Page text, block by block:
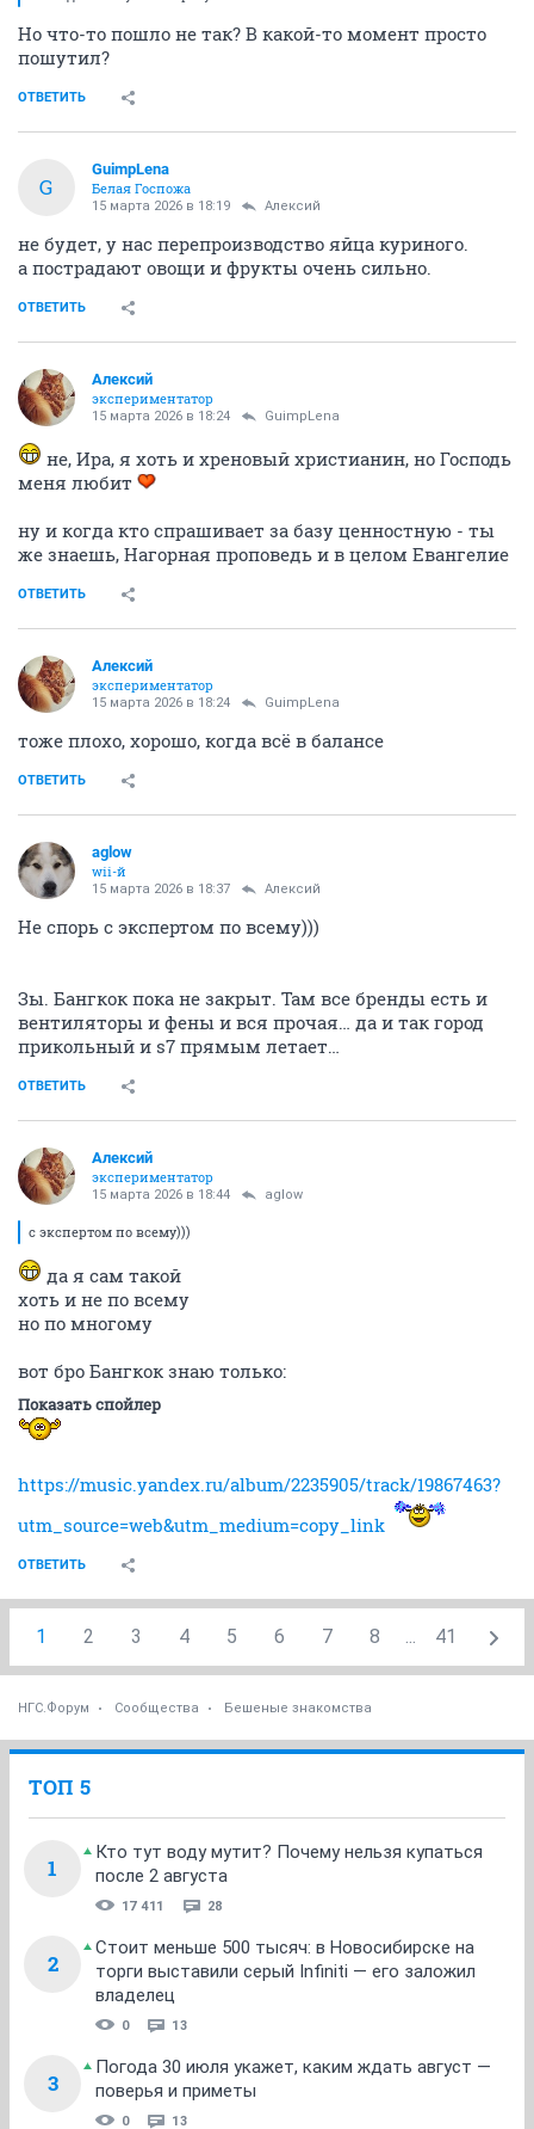
Но что-то пошло не так? В какой-то момент просто
пошутил?
ОТВЕТИТЬ
G
GuimpLena
Белая Госпожа
15 марта 2026 в 18:19 Алексий
не будет, у нас перепроизводство яйца куриного.
а пострадают овощи и фрукты очень сильно.
ОТВЕТИТЬ
Алексий
экспериментатор
15 марта 2026 в 18:24 GuimpLena
не, Ира, я хоть и хреновый христианин, но Господь
меня любит
ну и когда кто спрашивает за базу ценностную - ты
же знаешь, Нагорная проповедь и в целом Евангелие
ОТВЕТИТЬ
Алексий
экспериментатор
15 марта 2026 в 18:24 GuimpLena
тоже плохо, хорошо, когда всё в балансе
ОТВЕТИТЬ
aglow
wii-й
15 марта 2026 в 18:37 Алексий
Не спорь с экспертом по всему)))
Зы. Бангкок пока не закрыт. Там все бренды есть и
вентиляторы и фены и вся прочая… да и так город
прикольный и s7 прямым летает…
ОТВЕТИТЬ
Алексий
экспериментатор
15 марта 2026 в 18:44 aglow
с экспертом по всему)))
да я сам такой
хоть и не по всему
но по многому
вот бро Бангкок знаю только:
Показать спойлер
https://music.yandex.ru/album/2235905/track/19867463?
utm_source=web&utm_medium=copy_link
ОТВЕТИТЬ
1 2 3 4 5 6 7 8 ... 41
НГС.Форум Сообщества Бешеные знакомства
ТОП 5
1
Кто тут воду мутит? Почему нельзя купаться
после 2 августа
17 411 28
2
Стоит меньше 500 тысяч: в Новосибирске на
торги выставили серый Infiniti — его заложил
владелец
0 13
3
Погода 30 июля укажет, каким ждать август —
поверья и приметы
0 13